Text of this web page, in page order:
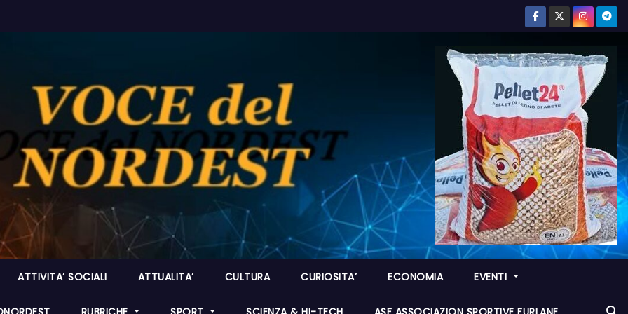
ATTIVITA’ SOCIALI ATTUALITA’ CULTURA CURIOSITA’ ECONOMIA EVENTI